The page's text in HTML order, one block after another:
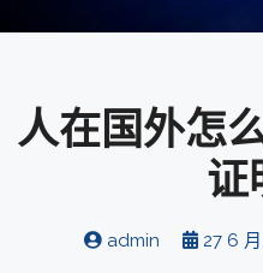
人在国外怎
证
admin 27 6